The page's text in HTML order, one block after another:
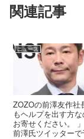
関連記事
ニュース
ZOZOの前澤友作社
もヘルプを出す方
お寄せください。
前澤氏ツイッター